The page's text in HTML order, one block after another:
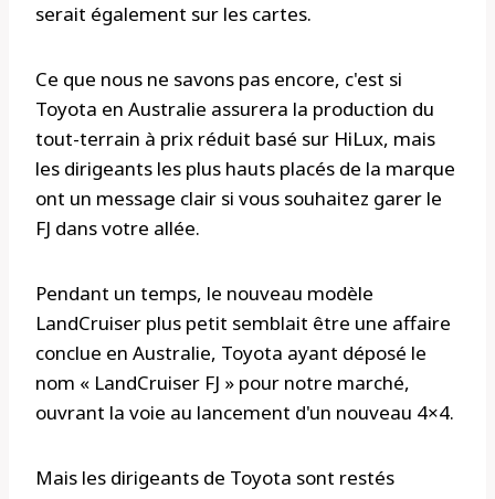
serait également sur les cartes.
Ce que nous ne savons pas encore, c'est si
Toyota en Australie assurera la production du
tout-terrain à prix réduit basé sur HiLux, mais
les dirigeants les plus hauts placés de la marque
ont un message clair si vous souhaitez garer le
FJ dans votre allée.
Pendant un temps, le nouveau modèle
LandCruiser plus petit semblait être une affaire
conclue en Australie, Toyota ayant déposé le
nom « LandCruiser FJ » pour notre marché,
ouvrant la voie au lancement d'un nouveau 4×4.
Mais les dirigeants de Toyota sont restés